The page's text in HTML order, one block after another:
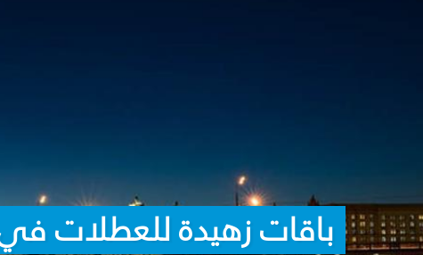
باقات زهيدة للعطلات